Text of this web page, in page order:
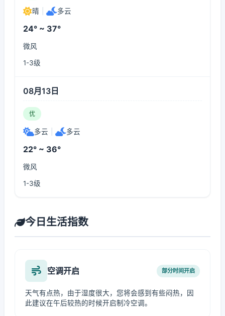
晴 多云
24° ~ 37°
微风
1-3级
08月13日
优
多云 多云
22° ~ 36°
微风
1-3级
今日生活指数
空调开启 部分时间开启
天气有点热，由于湿度很大，您将会感到有些闷热，因
此建议在午后较热的时候开启制冷空调。